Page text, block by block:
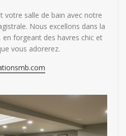
votre salle de bain avec notre
Nous excellons dans la
en forgeant des havres chic et
vous adorerez.